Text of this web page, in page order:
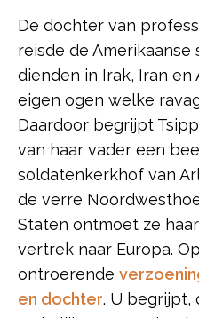
De dochter van
reisde de
dienden in Irak, Iran
eigen ogen welke
Daardoor begrijpt
van haar vader een
soldatenkerkhof van
de verre
Staten ontmoet ze
vertrek naar Europa.
ontroerende
en dochter. U begrijpt,